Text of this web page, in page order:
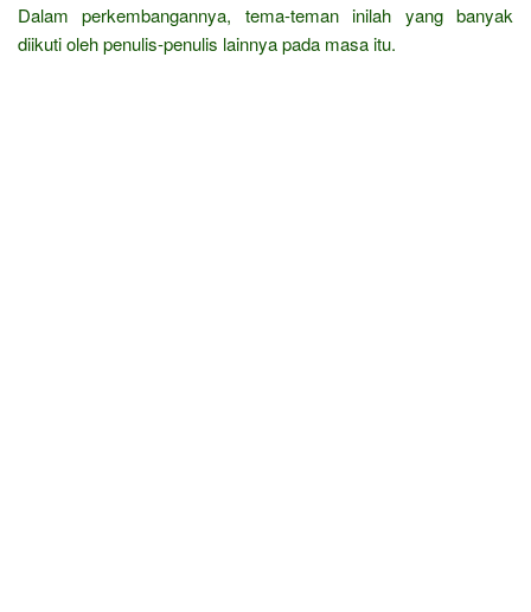
Dalam perkembangannya, tema-teman inilah yang banyak
diikuti oleh penulis-penulis lainnya pada masa itu.